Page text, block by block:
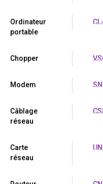
Ordinateur
portable
Chopper
Modem
Câblage
réseau
Carte
réseau